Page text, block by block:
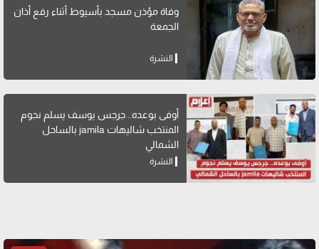
وفاة مؤذن مسجد بأسيوط أثناء رفع أذان
الجمعة
النشرة
أوفى بوعده.. جرجس يوسف يسلم نجوم
المنتخب شاليهات jamila بالساحل
الشمالي
النشرة